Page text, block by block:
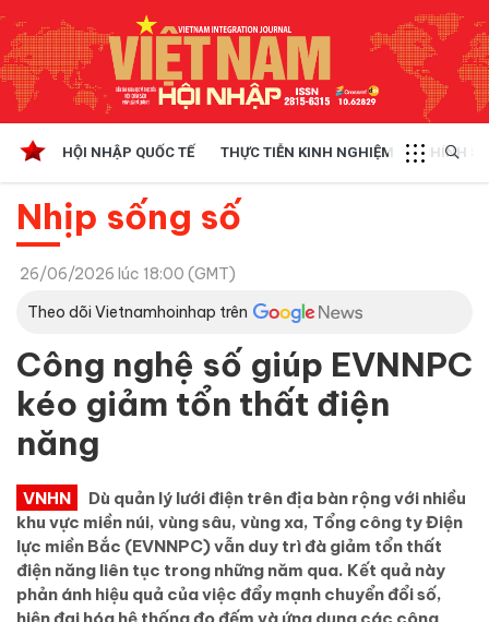
HỘI NHẬP QUỐC TẾ THỰC TIỄN KINH NGHIỆM CHÍNH
Nhịp sống số
26/06/2026 lúc 18:00 (GMT)
Theo dõi Vietnamhoinhap trên
Công nghệ số giúp EVNNPC
kéo giảm tổn thất điện
năng
VNHN
Dù quản lý lưới điện trên địa bàn rộng với nhiều
khu vực miền núi, vùng sâu, vùng xa, Tổng công ty Điện
lực miền Bắc (EVNNPC) vẫn duy trì đà giảm tổn thất
điện năng liên tục trong những năm qua. Kết quả này
phản ánh hiệu quả của việc đẩy mạnh chuyển đổi số,